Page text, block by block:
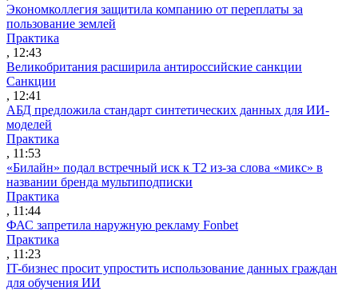
Экономколлегия защитила компанию от переплаты за
пользование землей
Практика
, 12:43
Великобритания расширила антироссийские санкции
Санкции
, 12:41
АБД предложила стандарт синтетических данных для ИИ-
моделей
Практика
, 11:53
«Билайн» подал встречный иск к Т2 из-за слова «микс» в
названии бренда мультиподписки
Практика
, 11:44
ФАС запретила наружную рекламу Fonbet
Практика
, 11:23
IT-бизнес просит упростить использование данных граждан
для обучения ИИ